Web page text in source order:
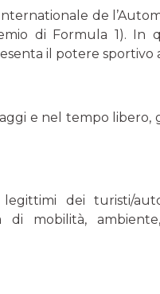
de
di Formula 1). In
il potere sportivo
e nel tempo
legittimi dei turisti/
di mobilità,